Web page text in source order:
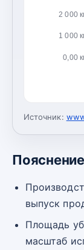
0,00
1 000
2 000
Источник:
выпуск
Площадь
масштаб